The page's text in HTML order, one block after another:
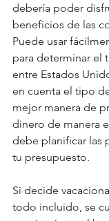
debería poder
beneficios de las
Puede usar
para determinar el
entre Estados
en cuenta el tipo
mejor manera de
dinero de manera
debe planificar las
tu presupuesto.
Si decide
todo incluido, se